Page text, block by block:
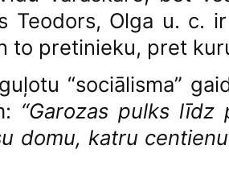
Teodors, Olga u. c.
to pretinieku, pret
“sociālisma”
“Garozas pulks līdz
domu, katru